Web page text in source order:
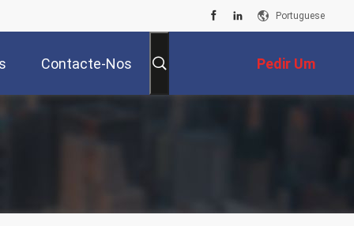
Portuguese
Contacte-Nos Pedir Um
Orçamento